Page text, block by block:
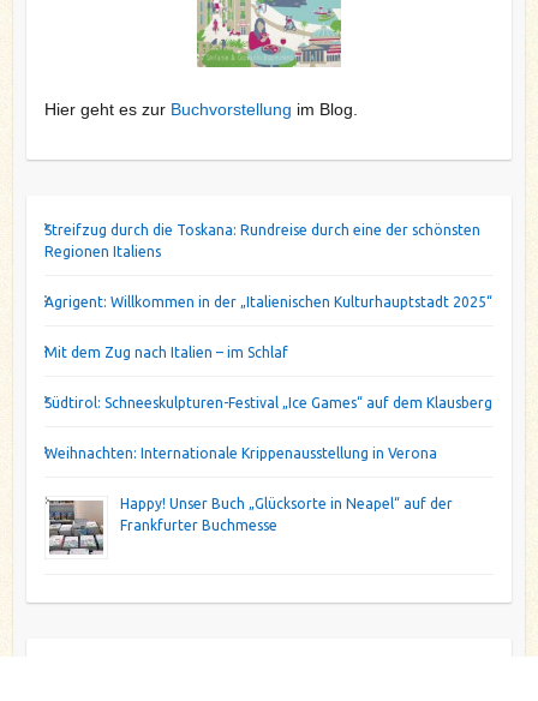
Hier geht es zur Buchvorstellung im Blog.
Streifzug durch die Toskana: Rundreise durch eine der schönsten
Regionen Italiens
Agrigent: Willkommen in der „Italienischen Kulturhauptstadt 2025“
Mit dem Zug nach Italien – im Schlaf
Südtirol: Schneeskulpturen-Festival „Ice Games“ auf dem Klausberg
Weihnachten: Internationale Krippenausstellung in Verona
Happy! Unser Buch „Glücksorte in Neapel“ auf der
Frankfurter Buchmesse